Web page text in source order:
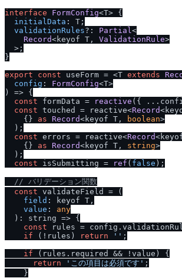
interface
FormConfig<T> {
initialData : T;
validationRules?: Partial <
Record<keyof T, ValidationRule>
  >;
}
export
const useForm = <T extends
config : FormConfig
) => {
const formData = reactive ({
const touched = reactive<Record
    {}
as Record<keyof T, boolean>
  );
const errors = reactive<Record
    {}
as Record<keyof T, string>
  );
const isSubmitting = ref ( false );
/ / バリデーション関数
const validateField = (
field : keyof T,
value : any
  ):
string => {
const rules = config.
if (!rules) return '' ;
if (rules. required
&& !value) {
return
'この項目は必須です' ;
    }